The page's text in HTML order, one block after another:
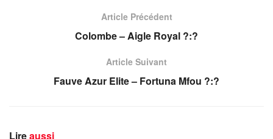
Article Précédent
Colombe – Aigle Royal ?:?
Article Suivant
Fauve Azur Elite – Fortuna Mfou ?:?
Lireaussi